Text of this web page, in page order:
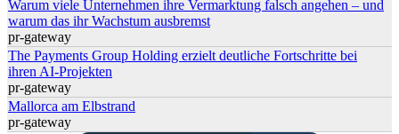
Warum viele Unternehmen ihre Vermarktung falsch angehen – und
warum das ihr Wachstum ausbremst
pr-gateway
The Payments Group Holding erzielt deutliche Fortschritte bei
ihren AI-Projekten
pr-gateway
Mallorca am Elbstrand
pr-gateway